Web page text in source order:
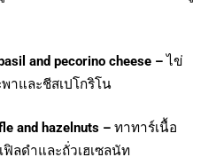
and pecorino cheese –ไข่
าและชีสเปโกริโน
and hazelnuts – ทาทาร์เนื้อ
ฟิลดำและถั่วเฮเซลนัท